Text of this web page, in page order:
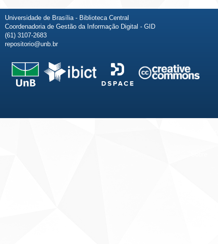
Universidade de Brasília - Biblioteca Central
Coordenadoria de Gestão da Informação Digital - GID
(61) 3107-2683
repositorio@unb.br